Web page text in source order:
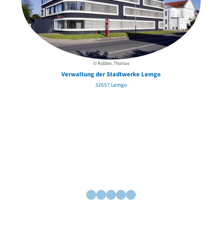
© Robbin, Thomas
Verwaltung der Stadtwerke Lemgo
32657 Lemgo